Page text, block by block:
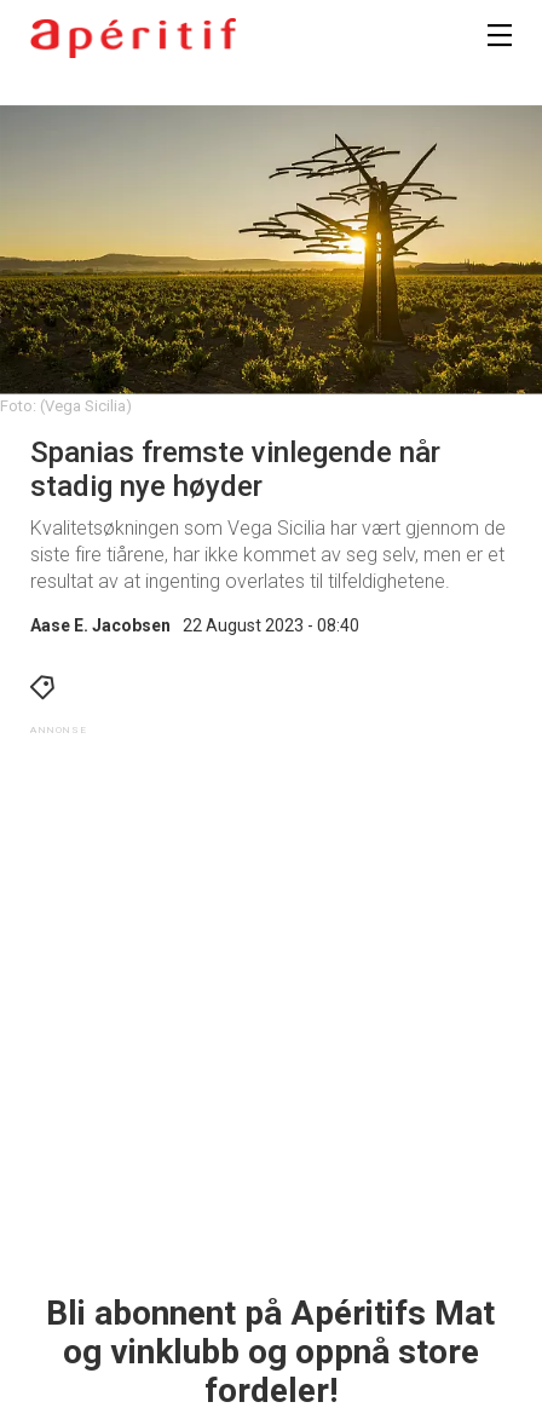
Foto: (Vega Sicilia)
Spanias fremste vinlegende når
stadig nye høyder
Kvalitetsøkningen som Vega Sicilia har vært gjennom de
siste fire tiårene, har ikke kommet av seg selv, men er et
resultat av at ingenting overlates til tilfeldighetene.
Aase E. Jacobsen 22 August 2023 - 08:40
Bli abonnent på Apéritifs Mat
og vinklubb og oppnå store
fordeler!